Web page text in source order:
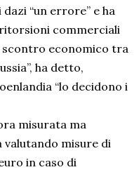
“un errore” e ha
commerciali
scontro economico tra
ha detto,
“lo decidono i
misurata ma
valutando misure di
in caso di